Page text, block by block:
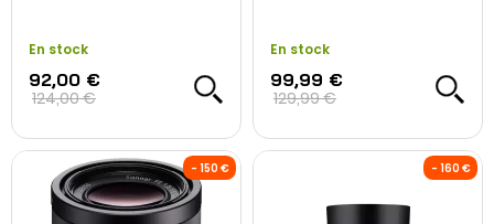
En stock
92,00 €
124,00 €
En stock
99,99 €
129,99 €